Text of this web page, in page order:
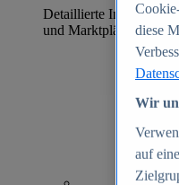
Detaillierte
und Marktplätzendiese
Wir
auf